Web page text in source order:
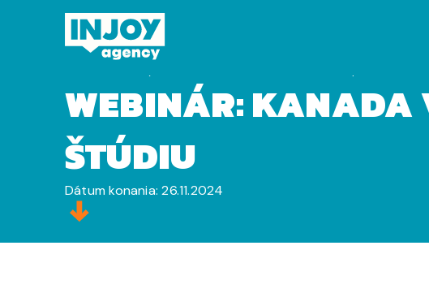
WEBINÁR: KANADA
ŠTÚDIU
Dátum konania: 26.11.2024